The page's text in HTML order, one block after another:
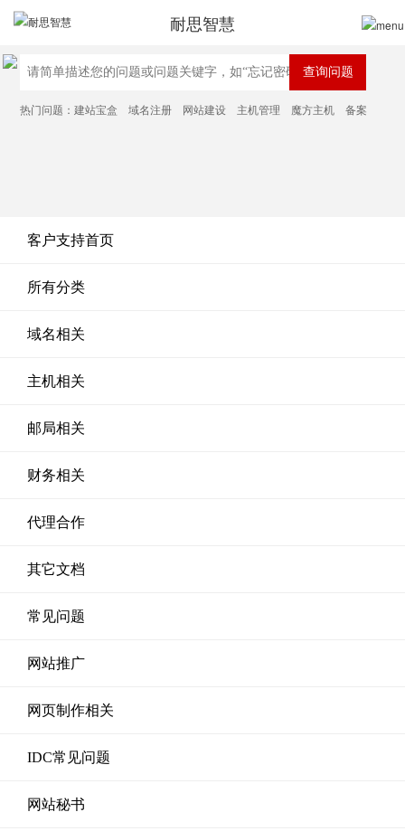
耐思智慧
热门问题：建站宝盒 域名注册 网站建设 主机管理 魔方主机 备案
客户支持首页
所有分类
域名相关
主机相关
邮局相关
财务相关
代理合作
其它文档
常见问题
网站推广
网页制作相关
IDC常见问题
网站秘书